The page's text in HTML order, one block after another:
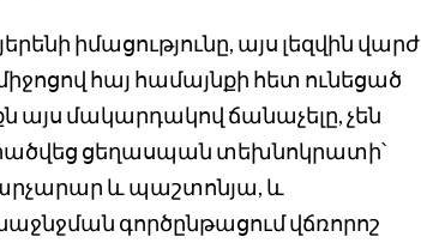
իմացությունը, այս լեզվին վարժ
հայ համայնքի հետ ունեցած
այս մակարդակով ճանաչելը, չեն
ցեղասպան տեխնոկրատի՝
և պաշտոնյա, և
գործընթացում վճռորոշ